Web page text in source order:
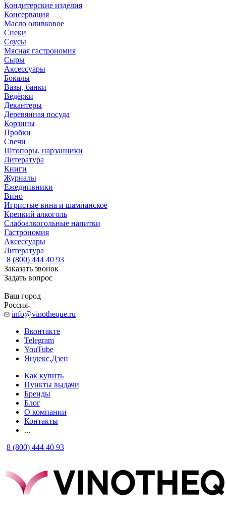
Кондитерские изделия
Консервация
Масло оливковое
Снеки
Соусы
Мясная гастрономия
Сыры
Аксессуары
Бокалы
Вазы, банки
Ведёрки
Декантеры
Деревянная посуда
Корзины
Пробки
Свечи
Штопоры, нарзанники
Литература
Книги
Журналы
Ежеднивники
Вино
Игристые вина и шампанское
Крепкий алкоголь
Слабоалкогольные напитки
Гастрономия
Аксессуары
Литература
8 (800) 444 40 93
Заказать звонок
Задать вопрос
Ваш город
Россия
info@vinotheque.ru
Вконтакте
Telegram
YouTube
Яндекс.Дзен
Как купить
Пункты выдачи
Бренды
Блог
О компании
Контакты
...
8 (800) 444 40 93